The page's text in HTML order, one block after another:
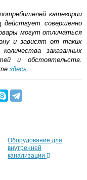
категории
действует совершенно
могут отличаться
и зависят от таких
заказанных
и обстоятельств.
здесь.
области
Оборудование для
внутренней
канализации